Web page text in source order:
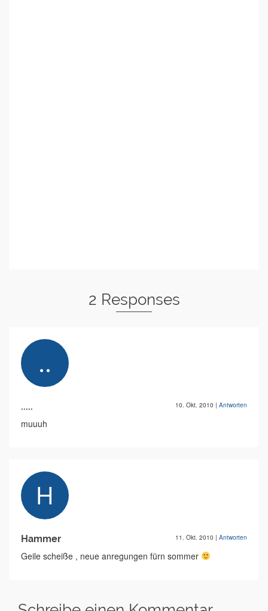
2 Responses
..... 10. Okt. 2010 | Antworten
muuuh
Hammer 11. Okt. 2010 | Antworten
Geile scheiße , neue anregungen fürn sommer